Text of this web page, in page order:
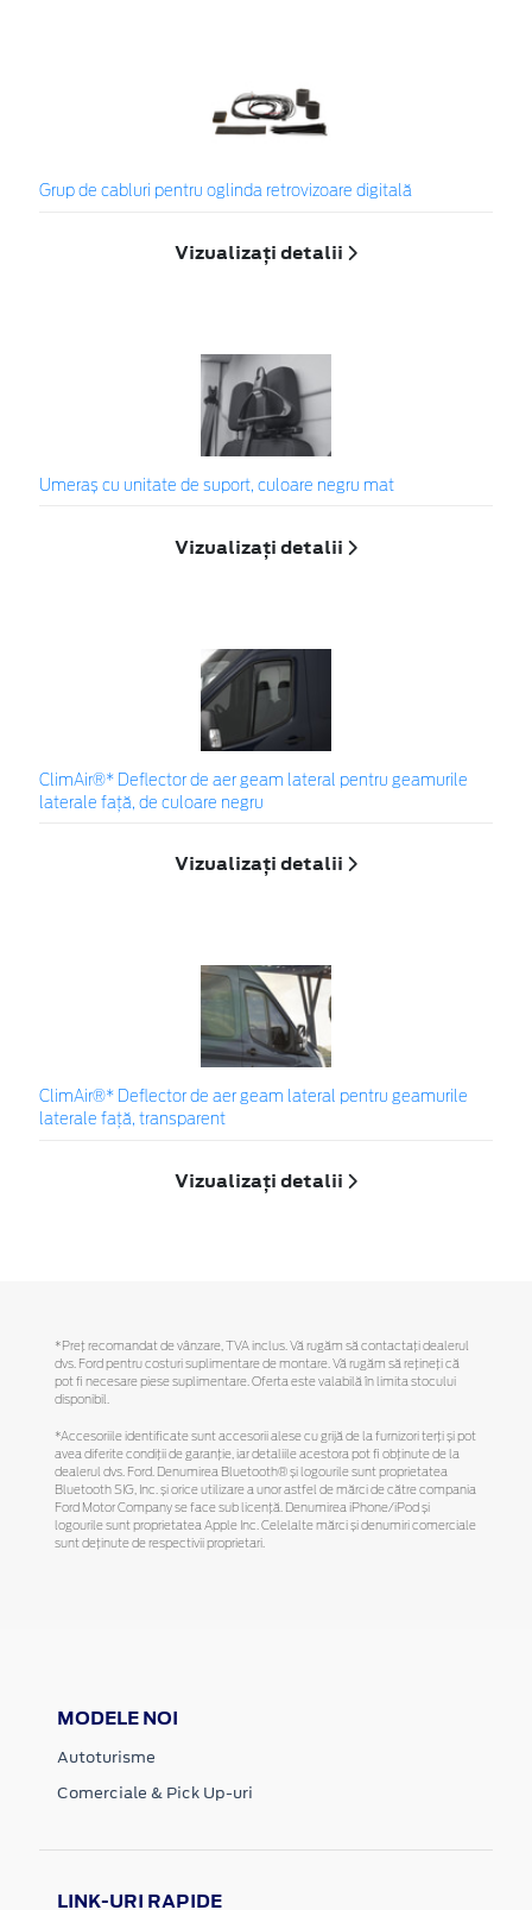
Grup de cabluri pentru oglinda retrovizoare digitală
Vizualizați detalii
Umeraș cu unitate de suport, culoare negru mat
Vizualizați detalii
ClimAir®* Deflector de aer geam lateral pentru geamurile
laterale faţă, de culoare negru
Vizualizați detalii
ClimAir®* Deflector de aer geam lateral pentru geamurile
laterale faţă, transparent
Vizualizați detalii
*Preţ recomandat de vânzare, TVA inclus. Vă rugăm să contactaţi dealerul
dvs. Ford pentru costuri suplimentare de montare. Vă rugăm să reţineţi că
pot fi necesare piese suplimentare. Oferta este valabilă în limita stocului
disponibil.
*Accesoriile identificate sunt accesorii alese cu grijă de la furnizori terți și pot
avea diferite condiții de garanție, iar detaliile acestora pot fi obținute de la
dealerul dvs. Ford. Denumirea Bluetooth® și logourile sunt proprietatea
Bluetooth SIG, Inc. și orice utilizare a unor astfel de mărci de către compania
Ford Motor Company se face sub licență. Denumirea iPhone/iPod și
logourile sunt proprietatea Apple Inc. Celelalte mărci și denumiri comerciale
sunt deținute de respectivii proprietari.
MODELE NOI
Autoturisme
Comerciale & Pick Up-uri
LINK-URI RAPIDE